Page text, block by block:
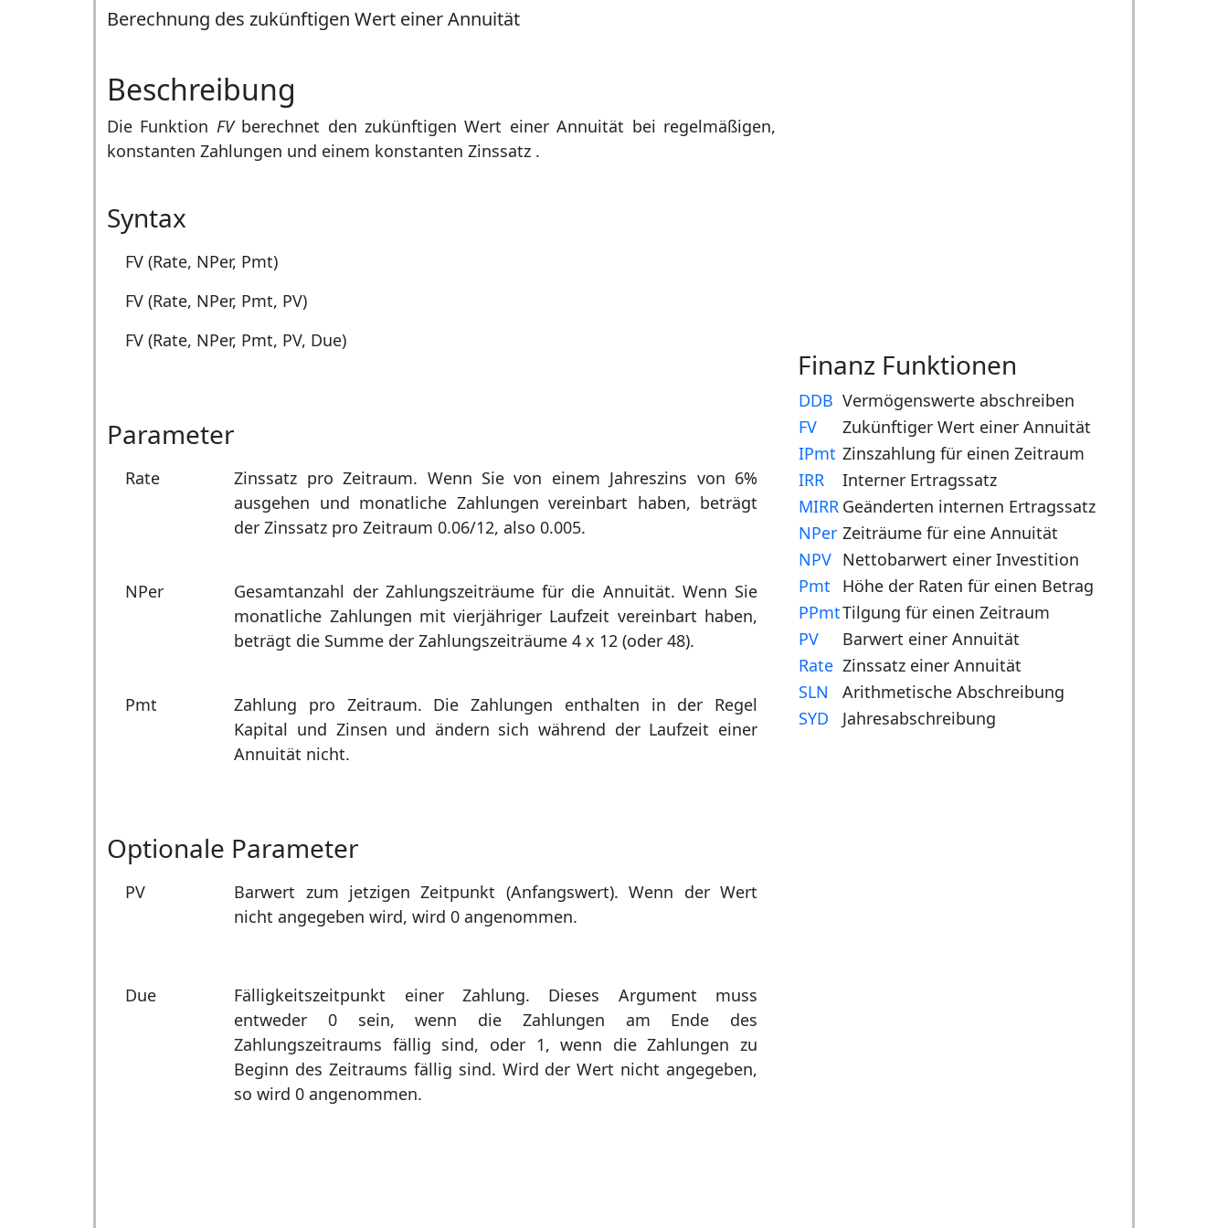
Berechnung des zukünftigen Wert einer Annuität
Beschreibung
Die Funktion FVberechnet den zukünftigen Wert einer Annuität bei regelmäßigen,
konstanten Zahlungen und einem konstanten Zinssatz .
Syntax
FV (Rate, NPer, Pmt)
FV (Rate, NPer, Pmt, PV)
FV (Rate, NPer, Pmt, PV, Due)
Parameter
Rate
Zinssatz pro Zeitraum. Wenn Sie von einem Jahreszins von 6%
ausgehen und monatliche Zahlungen vereinbart haben, beträgt
der Zinssatz pro Zeitraum 0.06/12, also 0.005.
NPer
Gesamtanzahl der Zahlungszeiträume für die Annuität. Wenn Sie
monatliche Zahlungen mit vierjähriger Laufzeit vereinbart haben,
beträgt die Summe der Zahlungszeiträume 4 x 12 (oder 48).
Pmt
Zahlung pro Zeitraum. Die Zahlungen enthalten in der Regel
Kapital und Zinsen und ändern sich während der Laufzeit einer
Annuität nicht.
Optionale Parameter
PV
Barwert zum jetzigen Zeitpunkt (Anfangswert). Wenn der Wert
nicht angegeben wird, wird 0 angenommen.
Due
Fälligkeitszeitpunkt einer Zahlung. Dieses Argument muss
entweder 0 sein, wenn die Zahlungen am Ende des
Zahlungszeitraums fällig sind, oder 1, wenn die Zahlungen zu
Beginn des Zeitraums fällig sind. Wird der Wert nicht angegeben,
so wird 0 angenommen.
Finanz Funktionen
DDB Vermögenswerte abschreiben
FV
Zukünftiger Wert einer Annuität
IPmt Zinszahlung für einen Zeitraum
IRR
Interner Ertragssatz
MIRR Geänderten internen Ertragssatz
NPer Zeiträume für eine Annuität
NPV Nettobarwert einer Investition
Pmt
Höhe der Raten für einen Betrag
PPmtTilgung für einen Zeitraum
PV
Barwert einer Annuität
Rate Zinssatz einer Annuität
SLN
Arithmetische Abschreibung
SYD
Jahresabschreibung